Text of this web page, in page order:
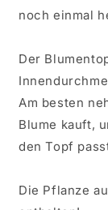
noch einmal
Der
Am besten
Blume kauft,
den Topf
Die Pflanze